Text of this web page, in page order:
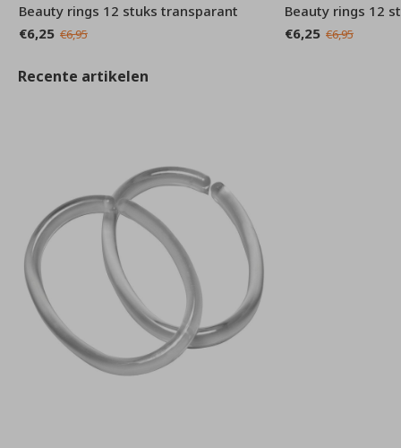
Beauty rings 12 stuks transparant
€6,25 €6,95
Beauty rings 12
€6,25 €6,95
Recente artikelen